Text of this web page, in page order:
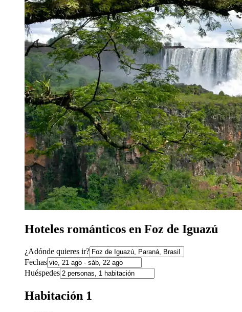
Hoteles románticos en Foz de Iguazú
¿Adónde quieres ir?
Fechas
Huéspedes
Habitación 1